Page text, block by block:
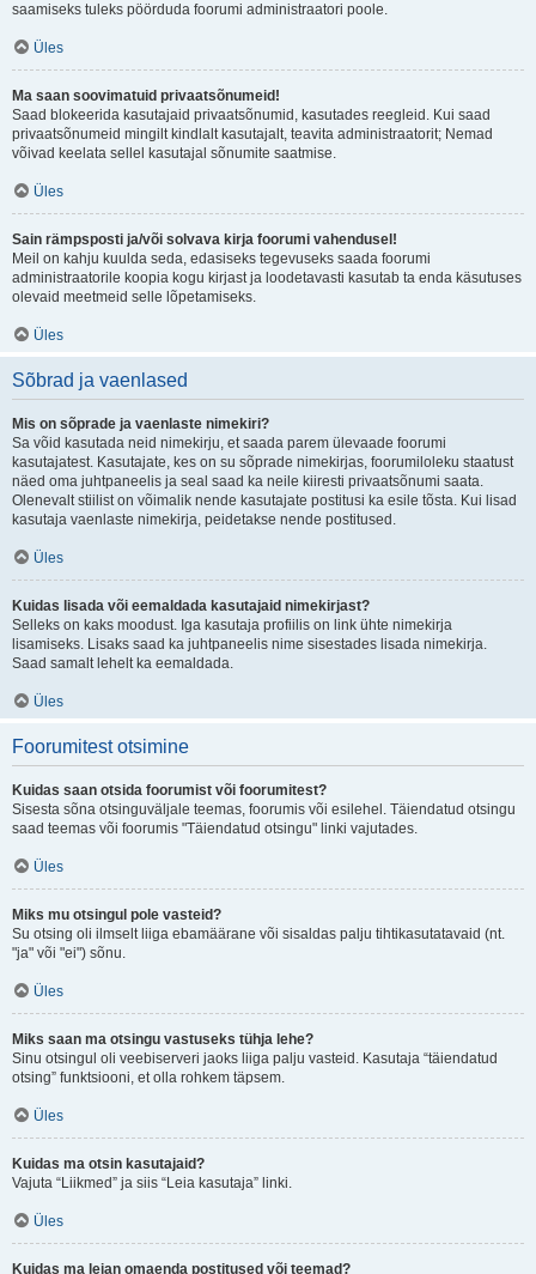
saamiseks tuleks pöörduda foorumi administraatori poole.
Üles
Ma saan soovimatuid privaatsõnumeid!
Saad blokeerida kasutajaid privaatsõnumid, kasutades reegleid. Kui saad
privaatsõnumeid mingilt kindlalt kasutajalt, teavita administraatorit; Nemad
võivad keelata sellel kasutajal sõnumite saatmise.
Üles
Sain rämpsposti ja/või solvava kirja foorumi vahendusel!
Meil on kahju kuulda seda, edasiseks tegevuseks saada foorumi
administraatorile koopia kogu kirjast ja loodetavasti kasutab ta enda käsutuses
olevaid meetmeid selle lõpetamiseks.
Üles
Sõbrad ja vaenlased
Mis on sõprade ja vaenlaste nimekiri?
Sa võid kasutada neid nimekirju, et saada parem ülevaade foorumi
kasutajatest. Kasutajate, kes on su sõprade nimekirjas, foorumiloleku staatust
näed oma juhtpaneelis ja seal saad ka neile kiiresti privaatsõnumi saata.
Olenevalt stiilist on võimalik nende kasutajate postitusi ka esile tõsta. Kui lisad
kasutaja vaenlaste nimekirja, peidetakse nende postitused.
Üles
Kuidas lisada või eemaldada kasutajaid nimekirjast?
Selleks on kaks moodust. Iga kasutaja profiilis on link ühte nimekirja
lisamiseks. Lisaks saad ka juhtpaneelis nime sisestades lisada nimekirja.
Saad samalt lehelt ka eemaldada.
Üles
Foorumitest otsimine
Kuidas saan otsida foorumist või foorumitest?
Sisesta sõna otsinguväljale teemas, foorumis või esilehel. Täiendatud otsingu
saad teemas või foorumis "Täiendatud otsingu" linki vajutades.
Üles
Miks mu otsingul pole vasteid?
Su otsing oli ilmselt liiga ebamäärane või sisaldas palju tihtikasutatavaid (nt.
"ja" või "ei") sõnu.
Üles
Miks saan ma otsingu vastuseks tühja lehe?
Sinu otsingul oli veebiserveri jaoks liiga palju vasteid. Kasutaja “täiendatud
otsing” funktsiooni, et olla rohkem täpsem.
Üles
Kuidas ma otsin kasutajaid?
Vajuta “Liikmed” ja siis “Leia kasutaja” linki.
Üles
Kuidas ma leian omaenda postitused või teemad?